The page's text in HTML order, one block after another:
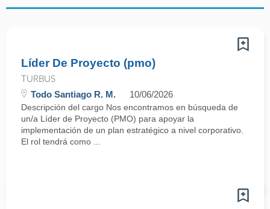
Líder De Proyecto (pmo)
TURBUS
Todo Santiago R. M. 10/06/2026
Descripción del cargo Nos encontramos en búsqueda de
un/a Líder de Proyecto (PMO) para apoyar la
implementación de un plan estratégico a nivel corporativo.
El rol tendrá como ...